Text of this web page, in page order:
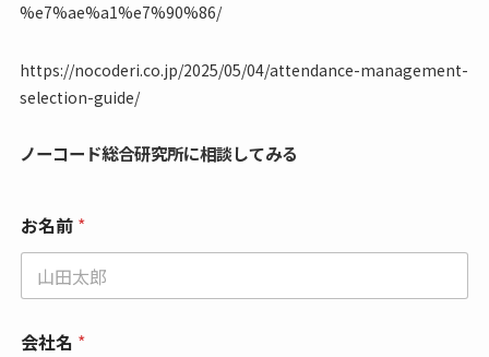
%e7%ae%a1%e7%90%86/
https://nocoderi.co.jp/2025/05/04/attendance-management-
selection-guide/
ノーコード総合研究所に相談してみる
お名前 *
会社名 *